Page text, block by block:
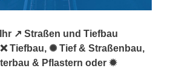
↗️ Straßen und Tiefbau
Tiefbau, ✺ Tief & Straßenbau,
& Pflastern oder ✹